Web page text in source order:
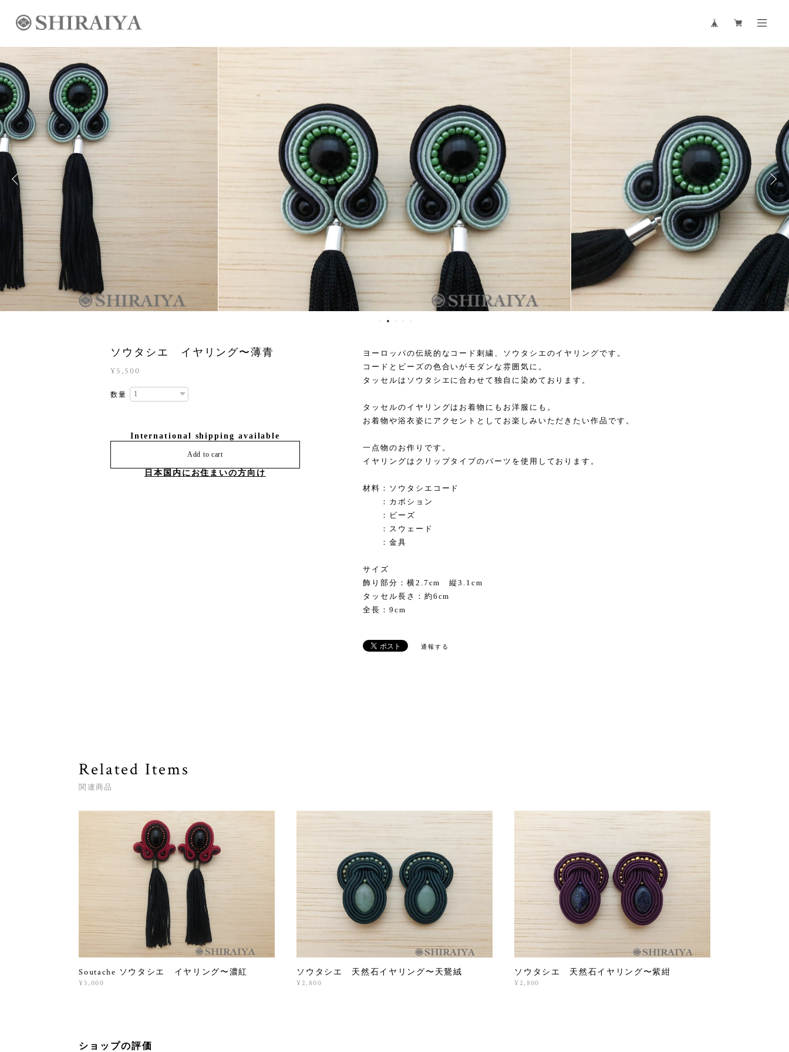
ソウタシエ イヤリング〜薄青
¥5,500
数量
International shipping available
Add to cart
日本国内にお住まいの方向け
ヨーロッパの伝統的なコード刺繍、ソウタシエのイヤリングです。
コードとビーズの色合いがモダンな雰囲気に。
タッセルはソウタシエに合わせて独自に染めております。
タッセルのイヤリングはお着物にもお洋服にも。
お着物や浴衣姿にアクセントとしてお楽しみいただきたい作品です。
一点物のお作りです。
イヤリングはクリップタイプのパーツを使用しております。
材料：ソウタシエコード
：カボション
：ビーズ
：スウェード
：金具
サイズ
飾り部分：横2.7cm 縦3.1cm
タッセル長さ：約6cm
全長：9cm
通報する
Related Items
関連商品
Soutache ソウタシエ イヤリング〜濃紅
¥5,000
ソウタシエ 天然石イヤリング〜天鵞絨
¥2,800
ソウタシエ 天然石イヤリング〜紫紺
¥2,800
ショップの評価